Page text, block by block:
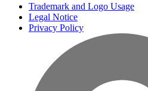
Trademark and Logo Usage
Legal Notice
Privacy Policy